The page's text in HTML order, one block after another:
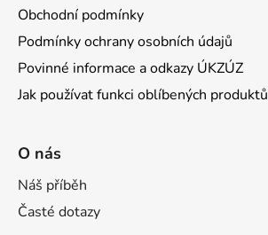
Obchodní podmínky
Podmínky ochrany osobních údajů
Povinné informace a odkazy ÚKZÚZ
Jak používat funkci oblíbených produktů
O nás
Náš příběh
Časté dotazy